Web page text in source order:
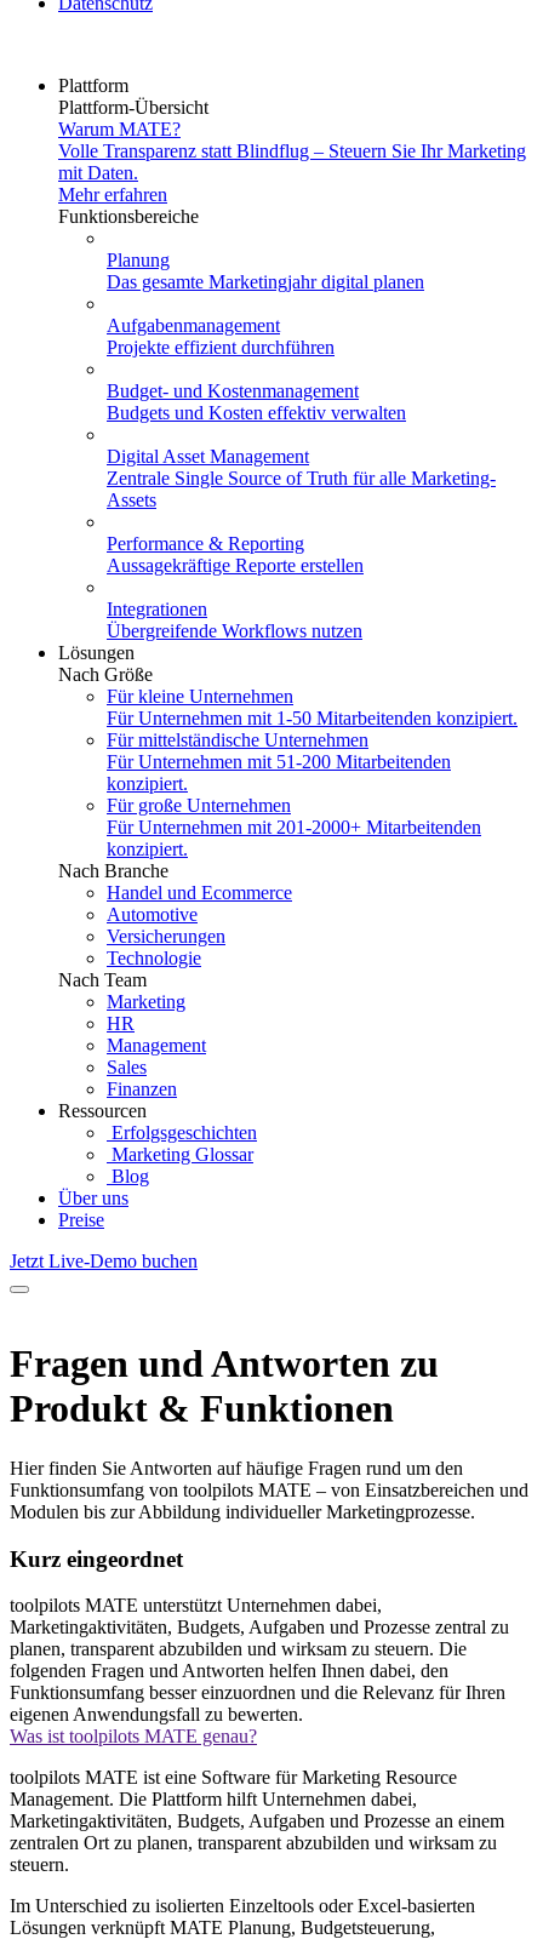
Plattform
Plattform-Übersicht
Warum MATE?
Volle Transparenz statt Blindflug – Steuern Sie Ihr Marketing
mit Daten.
Mehr erfahren
Funktionsbereiche
Planung
Das gesamte Marketingjahr digital planen
Aufgabenmanagement
Projekte effizient durchführen
Budget- und Kostenmanagement
Budgets und Kosten effektiv verwalten
Digital Asset Management
Zentrale Single Source of Truth für alle Marketing-
Assets
Performance & Reporting
Aussagekräftige Reporte erstellen
Integrationen
Übergreifende Workflows nutzen
Lösungen
Nach Größe
Für kleine Unternehmen
Für Unternehmen mit 1-50 Mitarbeitenden konzipiert.
Für mittelständische Unternehmen
Für Unternehmen mit 51-200 Mitarbeitenden
konzipiert.
Für große Unternehmen
Für Unternehmen mit 201-2000+ Mitarbeitenden
konzipiert.
Nach Branche
Handel und Ecommerce
Automotive
Versicherungen
Technologie
Nach Team
Marketing
HR
Management
Sales
Finanzen
Ressourcen
Erfolgsgeschichten
Marketing Glossar
Blog
Über uns
Preise
Jetzt Live-Demo buchen
Fragen und Antworten zu
Produkt & Funktionen
Hier finden Sie Antworten auf häufige Fragen rund um den
Funktionsumfang von toolpilots MATE – von Einsatzbereichen und
Modulen bis zur Abbildung individueller Marketingprozesse.
Kurz eingeordnet
toolpilots MATE unterstützt Unternehmen dabei,
Marketingaktivitäten, Budgets, Aufgaben und Prozesse zentral zu
planen, transparent abzubilden und wirksam zu steuern. Die
folgenden Fragen und Antworten helfen Ihnen dabei, den
Funktionsumfang besser einzuordnen und die Relevanz für Ihren
eigenen Anwendungsfall zu bewerten.
Was ist toolpilots MATE genau?
toolpilots MATE ist eine Software für Marketing Resource
Management. Die Plattform hilft Unternehmen dabei,
Marketingaktivitäten, Budgets, Aufgaben und Prozesse an einem
zentralen Ort zu planen, transparent abzubilden und wirksam zu
steuern.
Im Unterschied zu isolierten Einzeltools oder Excel-basierten
Lösungen verknüpft MATE Planung, Budgetsteuerung,